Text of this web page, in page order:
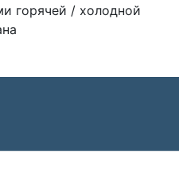
горячей / холодной